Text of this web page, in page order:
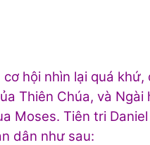
hội nhìn lại quá
Thiên Chúa, và
Moses. Tiên tri
dân như sau: